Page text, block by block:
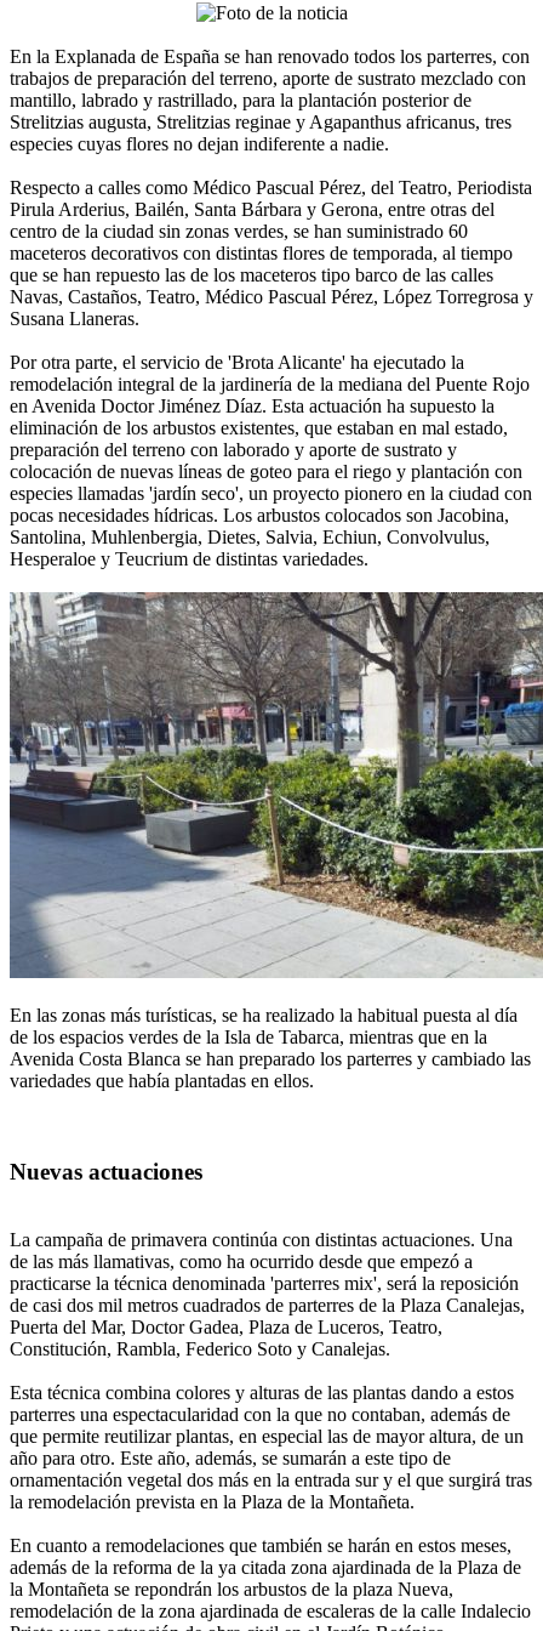
En la Explanada de España se han renovado todos los parterres, con
trabajos de preparación del terreno, aporte de sustrato mezclado con
mantillo, labrado y rastrillado, para la plantación posterior de
Strelitzias augusta, Strelitzias reginae y Agapanthus africanus, tres
especies cuyas flores no dejan indiferente a nadie.
Respecto a calles como Médico Pascual Pérez, del Teatro, Periodista
Pirula Arderius, Bailén, Santa Bárbara y Gerona, entre otras del
centro de la ciudad sin zonas verdes, se han suministrado 60
maceteros decorativos con distintas flores de temporada, al tiempo
que se han repuesto las de los maceteros tipo barco de las calles
Navas, Castaños, Teatro, Médico Pascual Pérez, López Torregrosa y
Susana Llaneras.
Por otra parte, el servicio de 'Brota Alicante' ha ejecutado la
remodelación integral de la jardinería de la mediana del Puente Rojo
en Avenida Doctor Jiménez Díaz. Esta actuación ha supuesto la
eliminación de los arbustos existentes, que estaban en mal estado,
preparación del terreno con laborado y aporte de sustrato y
colocación de nuevas líneas de goteo para el riego y plantación con
especies llamadas 'jardín seco', un proyecto pionero en la ciudad con
pocas necesidades hídricas. Los arbustos colocados son Jacobina,
Santolina, Muhlenbergia, Dietes, Salvia, Echiun, Convolvulus,
Hesperaloe y Teucrium de distintas variedades.
En las zonas más turísticas, se ha realizado la habitual puesta al día
de los espacios verdes de la Isla de Tabarca, mientras que en la
Avenida Costa Blanca se han preparado los parterres y cambiado las
variedades que había plantadas en ellos.
Nuevas actuaciones
La campaña de primavera continúa con distintas actuaciones. Una
de las más llamativas, como ha ocurrido desde que empezó a
practicarse la técnica denominada 'parterres mix', será la reposición
de casi dos mil metros cuadrados de parterres de la Plaza Canalejas,
Puerta del Mar, Doctor Gadea, Plaza de Luceros, Teatro,
Constitución, Rambla, Federico Soto y Canalejas.
Esta técnica combina colores y alturas de las plantas dando a estos
parterres una espectacularidad con la que no contaban, además de
que permite reutilizar plantas, en especial las de mayor altura, de un
año para otro. Este año, además, se sumarán a este tipo de
ornamentación vegetal dos más en la entrada sur y el que surgirá tras
la remodelación prevista en la Plaza de la Montañeta.
En cuanto a remodelaciones que también se harán en estos meses,
además de la reforma de la ya citada zona ajardinada de la Plaza de
la Montañeta se repondrán los arbustos de la plaza Nueva,
remodelación de la zona ajardinada de escaleras de la calle Indalecio